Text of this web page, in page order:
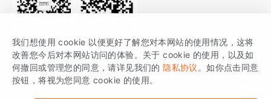
SDK 文档
场景指南
关注公众号 获取更多干货
GrowingIO 是专注于数据智能分析与增长的品牌，核心平台为 GrowingIO
分析云。
我们想使用 cookie 以便更好了解您对本网站的使用情况，这将
改善您今后对本网站访问的体验。关于 cookie 的使用，以及如
何撤回或管理您的同意，请详见我们的 隐私协议 。如你点击同意
按钮，将视为您同意 cookie 的使用。